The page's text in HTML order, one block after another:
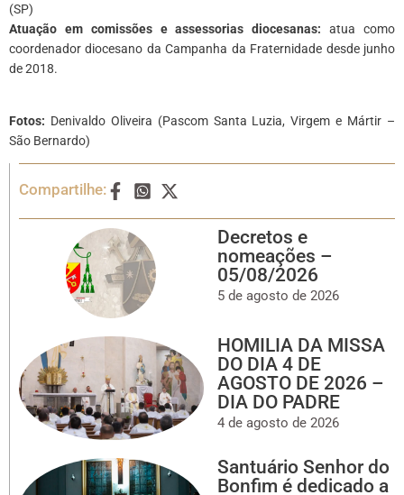
(SP)
Atuação em comissões e assessorias diocesanas: atua como
coordenador diocesano da Campanha da Fraternidade desde junho
de 2018.
Fotos: Denivaldo Oliveira (Pascom Santa Luzia, Virgem e Mártir –
São Bernardo)
Compartilhe:
Decretos e
nomeações –
05/08/2026
5 de agosto de 2026
HOMILIA DA MISSA
DO DIA 4 DE
AGOSTO DE 2026 –
DIA DO PADRE
4 de agosto de 2026
Santuário Senhor do
Bonfim é dedicado a